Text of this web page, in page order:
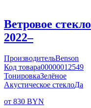
Ветровое стекло
2022–
ПроизводительBenson
Код товара00000012549
ТонировкаЗелёное
Акустическое стеклоДа
от 830 BYN